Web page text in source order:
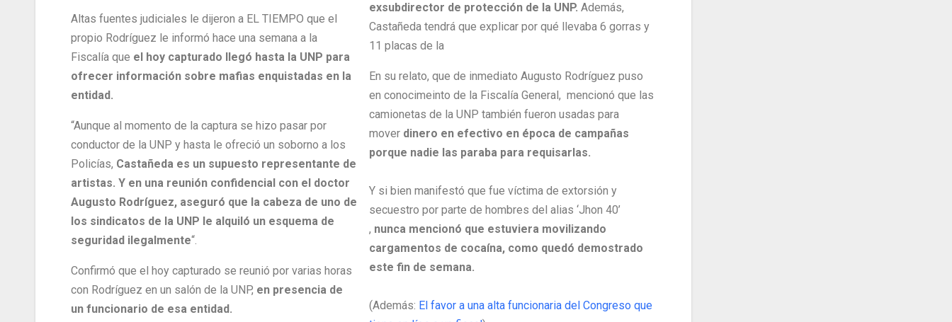
Altas fuentes judiciales le dijeron a EL TIEMPO que el
propio Rodríguez le informó hace una semana a la
Fiscalía que el hoy capturado llegó hasta la UNP para
ofrecer información sobre mafias enquistadas en la
entidad.
“Aunque al momento de la captura se hizo pasar por
conductor de la UNP y hasta le ofreció un soborno a los
Policías, Castañeda es un supuesto representante de
artistas. Y en una reunión confidencial con el doctor
Augusto Rodríguez, aseguró que la cabeza de uno de
los sindicatos de la UNP le alquiló un esquema de
seguridad ilegalmente“.
Confirmó que el hoy capturado se reunió por varias horas
con Rodríguez en un salón de la UNP, en presencia de
un funcionario de esa entidad.
exsubdirector de protección de la UNP. Además,
Castañeda tendrá que explicar por qué llevaba 6 gorras y
11 placas de la
En su relato, que de inmediato Augusto Rodríguez puso
en conocimeinto de la Fiscalía General, mencionó que las
camionetas de la UNP también fueron usadas para
mover dinero en efectivo en época de campañas
porque nadie las paraba para requisarlas.
Y si bien manifestó que fue víctima de extorsión y
secuestro por parte de hombres del alias ‘Jhon 40’
, nunca mencionó que estuviera movilizando
cargamentos de cocaína, como quedó demostrado
este fin de semana.
(Además: El favor a una alta funcionaria del Congreso que